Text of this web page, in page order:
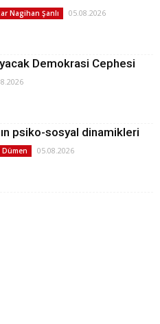
Nagihan Şanlı 05.08.2026
Demokrasi Cephesi
psiko-sosyal dinamikleri
05.08.2026